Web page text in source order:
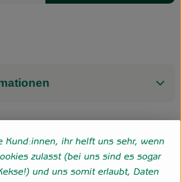
Kund:innen, ihr helft uns sehr, wenn
zulasst (bei uns sind es sogar
und uns somit erlaubt, Daten